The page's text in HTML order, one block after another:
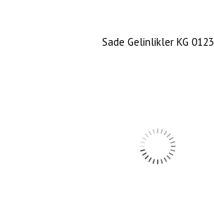
Sade Gelinlikler KG 0123